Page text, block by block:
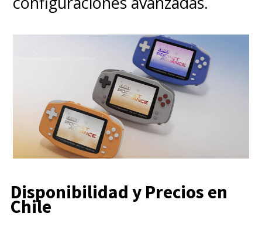
Disponibilidad y Precios en
Chile